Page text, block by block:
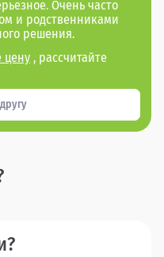
Очень часто
и родственниками
решения.
цену , рассчитайте